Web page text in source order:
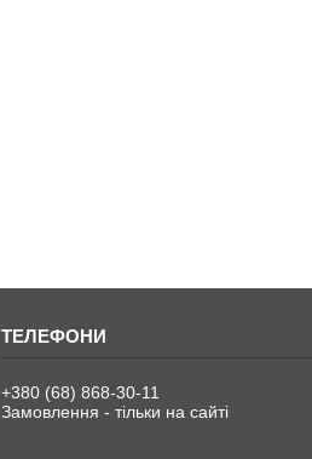
+380 (68) 868-30-11
Замовлення - тільки на сайті